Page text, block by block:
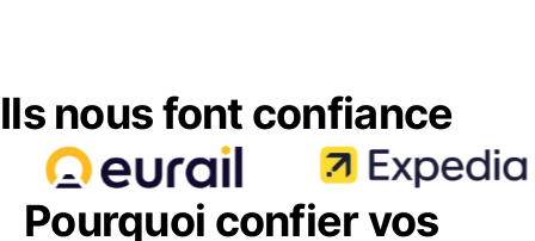
Ils nous font confiance
Pourquoi confier vos